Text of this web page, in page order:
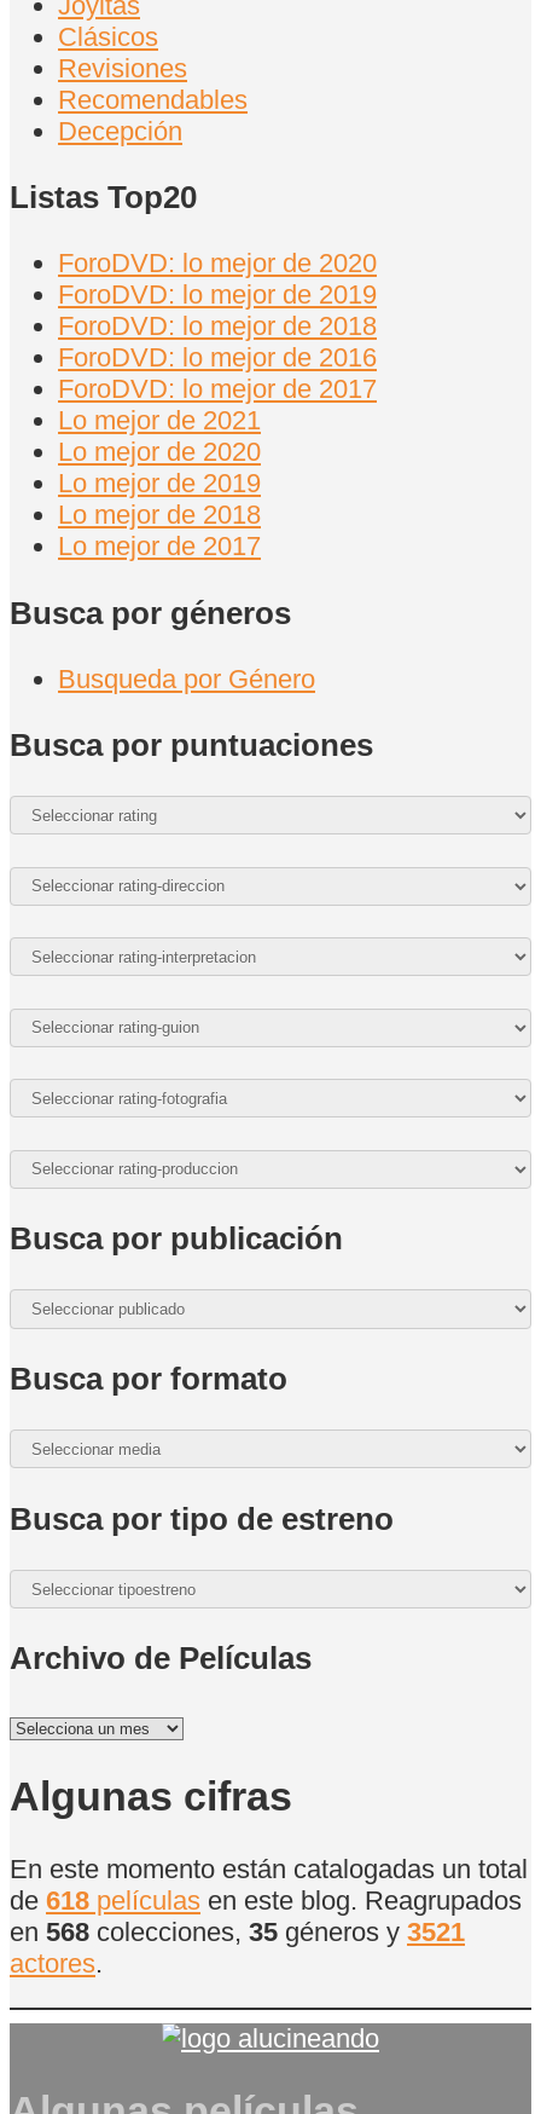
Clásicos
Revisiones
Recomendables
Decepción
Listas Top20
ForoDVD: lo mejor de 2020
ForoDVD: lo mejor de 2019
ForoDVD: lo mejor de 2018
ForoDVD: lo mejor de 2016
ForoDVD: lo mejor de 2017
Lo mejor de 2021
Lo mejor de 2020
Lo mejor de 2019
Lo mejor de 2018
Lo mejor de 2017
Busca por géneros
Busqueda por Género
Busca por puntuaciones
Busca por publicación
Busca por formato
Busca por tipo de estreno
Archivo de Películas
Archivo
Películas
Algunas cifras
En este momento están catalogadas un total
de 618 películas en este blog. Reagrupados
en 568 colecciones, 35 géneros y 3521
actores.